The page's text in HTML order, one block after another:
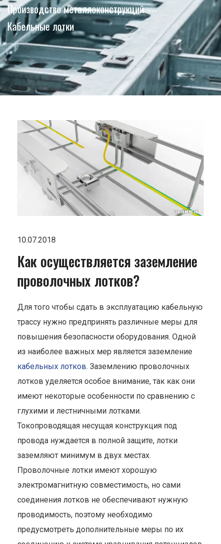
Производство металлоконструкций
Кабельные лотки
10.07.2018
Как осуществляется заземление
проволочных лотков?
Для того чтобы сдать в эксплуатацию кабельную
трассу нужно предпринять различные меры для
повышения безопасности оборудования. Одной
из наиболее важных мер является заземление
кабельных лотков. Заземлению проволочных
лотков уделяется особое внимание, так как они
имеют некоторые особенности по сравнению с
глухими и лестничными лотками.
Токопроводящая несущая конструкция под
провода нуждается в полной защите, лотки
заземляют минимум в двух местах.
Проволочные лотки имеют хорошую
электромагнитную совместимость, но сами
соединения лотков не обеспечивают нужную
проводимость, поэтому необходимо
предусмотреть дополнительные меры по их